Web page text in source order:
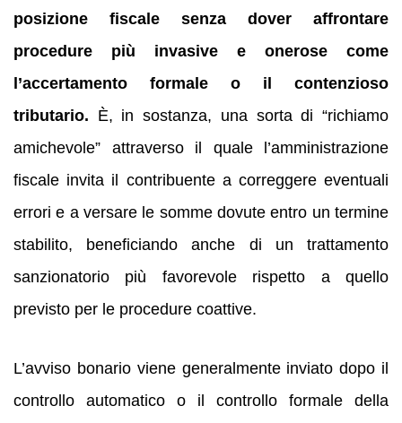
posizione fiscale senza dover affrontare
procedure più invasive e onerose come
l’accertamento formale o il contenzioso
tributario. È, in sostanza, una sorta di “richiamo
amichevole” attraverso il quale l’amministrazione
fiscale invita il contribuente a correggere eventuali
errori e a versare le somme dovute entro un termine
stabilito, beneficiando anche di un trattamento
sanzionatorio più favorevole rispetto a quello
previsto per le procedure coattive.
L’avviso bonario viene generalmente inviato dopo il
controllo automatico o il controllo formale della